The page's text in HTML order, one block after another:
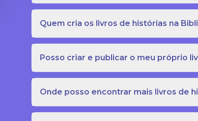
Quem cria os livros de histórias na
Posso criar e publicar o meu próprio
Onde posso encontrar mais livros de